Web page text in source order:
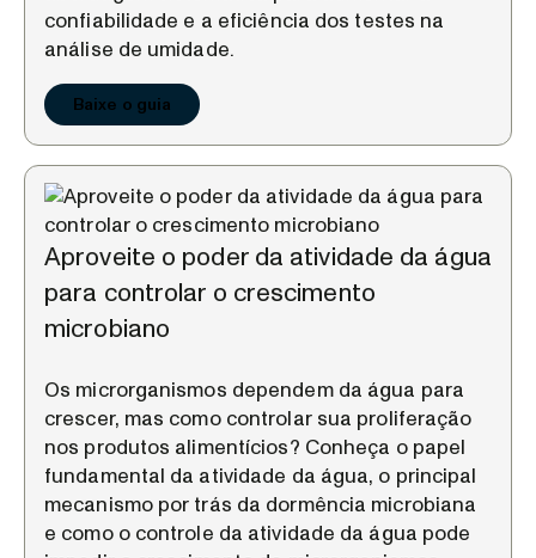
confiabilidade e a eficiência dos testes na
análise de umidade.
Baixe o guia
Aproveite o poder da atividade da água
para controlar o crescimento
microbiano
Os microrganismos dependem da água para
crescer, mas como controlar sua proliferação
nos produtos alimentícios? Conheça o papel
fundamental da atividade da água, o principal
mecanismo por trás da dormência microbiana
e como o controle da atividade da água pode